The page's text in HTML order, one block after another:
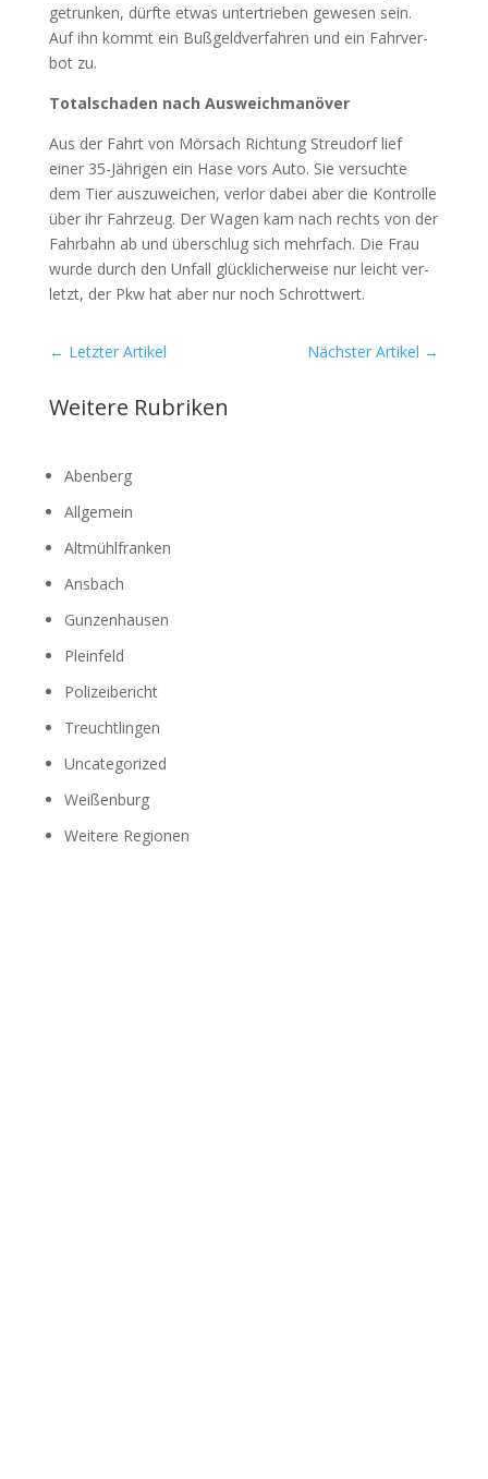
getrun­ken, dürf­te etwas unter­trie­ben gewe­sen sein.
Auf ihn kommt ein Buß­geld­ver­fah­ren und ein Fahr­ver­
bot zu.
Total­scha­den nach Aus­weich­ma­nö­ver
Aus der Fahrt von Mör­sach Rich­tung Streu­dorf lief
einer 35-Jäh­ri­gen ein Hase vors Auto. Sie ver­such­te
dem Tier aus­zu­wei­chen, ver­lor dabei aber die Kon­trol­le
über ihr Fahr­zeug. Der Wagen kam nach rechts von der
Fahr­bahn ab und über­schlug sich mehr­fach. Die Frau
wur­de durch den Unfall glück­li­cher­wei­se nur leicht ver­
letzt, der Pkw hat aber nur noch Schrott­wert.
← Letzter Artikel Nächster Artikel →
Weitere Rubriken
Abenberg
Allgemein
Altmühlfranken
Ansbach
Gunzenhausen
Pleinfeld
Polizeibericht
Treuchtlingen
Uncategorized
Weißenburg
Weitere Regionen